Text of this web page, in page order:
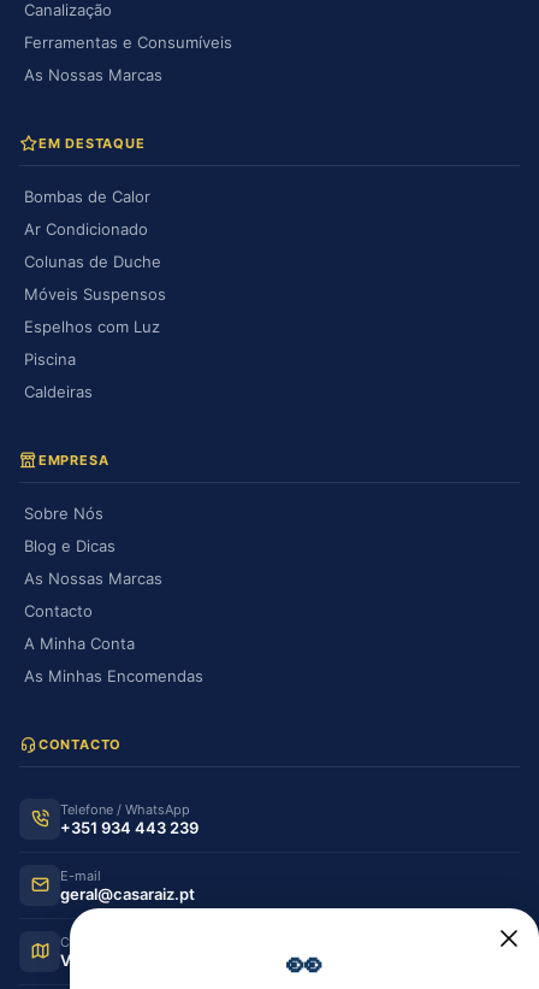
Canalização
Ferramentas e Consumíveis
As Nossas Marcas
EM DESTAQUE
Bombas de Calor
Ar Condicionado
Colunas de Duche
Móveis Suspensos
Espelhos com Luz
Piscina
Caldeiras
EMPRESA
Sobre Nós
Blog e Dicas
As Nossas Marcas
Contacto
A Minha Conta
As Minhas Encomendas
CONTACTO
Telefone / WhatsApp
+351 934 443 239
E-mail
geral@casaraiz.pt
Como chegar
Ver no Google Maps
👀